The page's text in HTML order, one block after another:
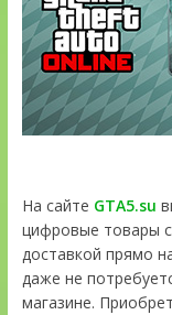
На сайте GTA5.su
цифровые товары
доставкой прямо
даже не
магазине.